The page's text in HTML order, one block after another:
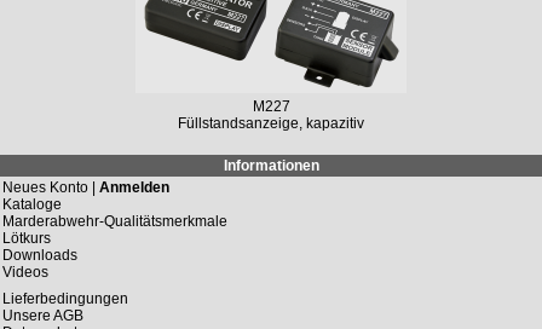
M227
Füllstandsanzeige, kapazitiv
Informationen
Neues Konto | Anmelden
Kataloge
Marderabwehr-Qualitätsmerkmale
Lötkurs
Downloads
Videos
Lieferbedingungen
Unsere AGB